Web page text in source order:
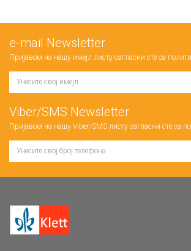
е-mail Newsletter
Пријавом на нашу имејл листу сагласни сте са
Viber/SMS Newsletter
Пријавом на нашу Viber/SMS листу сагласни сте са